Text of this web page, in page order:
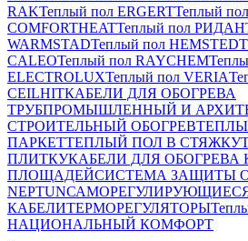
RAKТеплый пол ERGERTТеплый
COMFORTHEATТеплый пол РИДАН
WARMSTADТеплый пол HEMSTEDT
CALEOТеплый пол RAYCHEM
ELECTROLUXТеплый пол VERIA
CEILHITКАБЕЛИ ДЛЯ ОБОГРЕВА
ТРУБПРОМЫШЛЕННЫЙ И
СТРОИТЕЛЬНЫЙ ОБОГРЕВ
ПАРКЕТТЕПЛЫЙ ПОЛ В СТЯЖКУ
ПЛИТКУКАБЕЛИ ДЛЯ
ПЛОЩАДЕЙСИСТЕМА ЗАЩИТЫ
NEPTUN
КАБЕЛИТЕРМОРЕГУЛЯТОРЫ
НАЦИОНАЛЬНЫЙ КОМФОРТ